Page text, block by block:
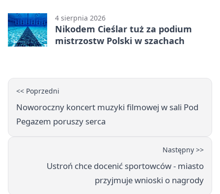
4 sierpnia 2026
Nikodem Cieślar tuż za podium
mistrzostw Polski w szachach
<< Poprzedni
Noworoczny koncert muzyki filmowej w sali Pod
Pegazem poruszy serca
Następny >>
Ustroń chce docenić sportowców - miasto
przyjmuje wnioski o nagrody